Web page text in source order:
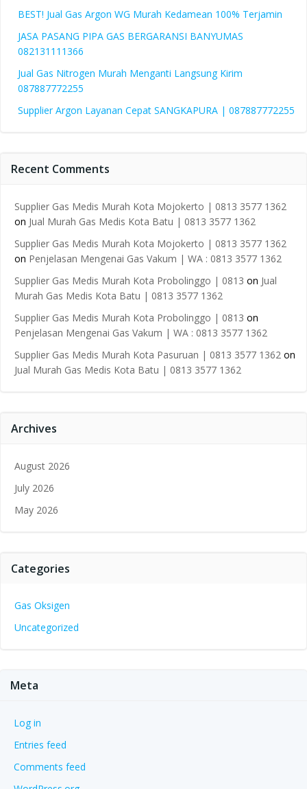
BEST! Jual Gas Argon WG Murah Kedamean 100% Terjamin
JASA PASANG PIPA GAS BERGARANSI BANYUMAS
082131111366
Jual Gas Nitrogen Murah Menganti Langsung Kirim
087887772255
Supplier Argon Layanan Cepat SANGKAPURA | 087887772255
Recent Comments
Supplier Gas Medis Murah Kota Mojokerto | 0813 3577 1362
on Jual Murah Gas Medis Kota Batu | 0813 3577 1362
Supplier Gas Medis Murah Kota Mojokerto | 0813 3577 1362
on Penjelasan Mengenai Gas Vakum | WA : 0813 3577 1362
Supplier Gas Medis Murah Kota Probolinggo | 0813 on Jual
Murah Gas Medis Kota Batu | 0813 3577 1362
Supplier Gas Medis Murah Kota Probolinggo | 0813 on
Penjelasan Mengenai Gas Vakum | WA : 0813 3577 1362
Supplier Gas Medis Murah Kota Pasuruan | 0813 3577 1362 on
Jual Murah Gas Medis Kota Batu | 0813 3577 1362
Archives
August 2026
July 2026
May 2026
Categories
Gas Oksigen
Uncategorized
Meta
Log in
Entries feed
Comments feed